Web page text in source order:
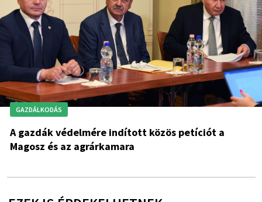
GAZDÁLKODÁS
A gazdák védelmére indított közös petíciót a
Magosz és az agrárkamara